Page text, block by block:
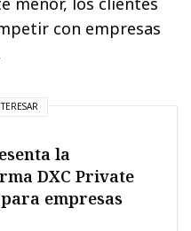
con empresas
la
DXC Private
empresas